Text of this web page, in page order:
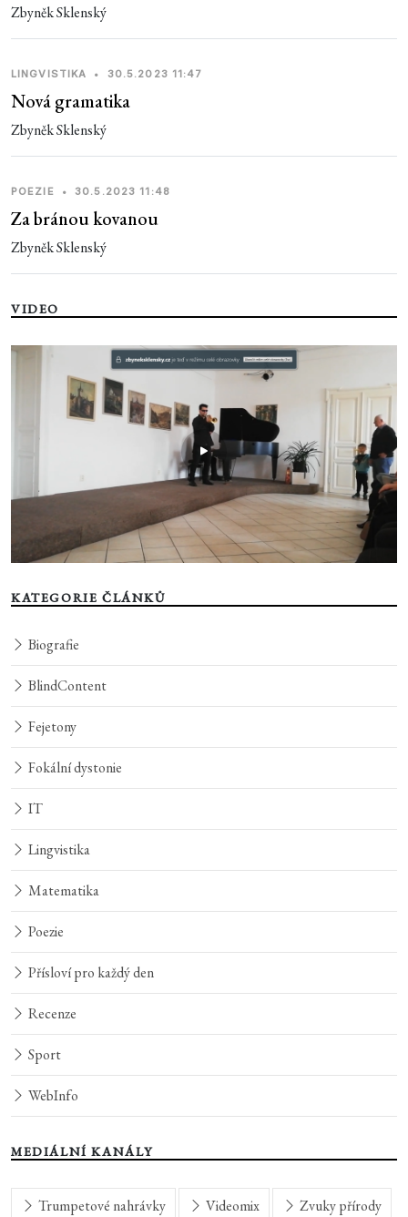
Zbyněk Sklenský
LINGVISTIKA • 30.5.2023 11:47
Nová gramatika
Zbyněk Sklenský
POEZIE • 30.5.2023 11:48
Za bránou kovanou
Zbyněk Sklenský
VIDEO
KATEGORIE ČLÁNKŮ
Biografie
BlindContent
Fejetony
Fokální dystonie
IT
Lingvistika
Matematika
Poezie
Přísloví pro každý den
Recenze
Sport
WebInfo
MEDIÁLNÍ KANÁLY
Trumpetové nahrávky Videomix Zvuky přírody